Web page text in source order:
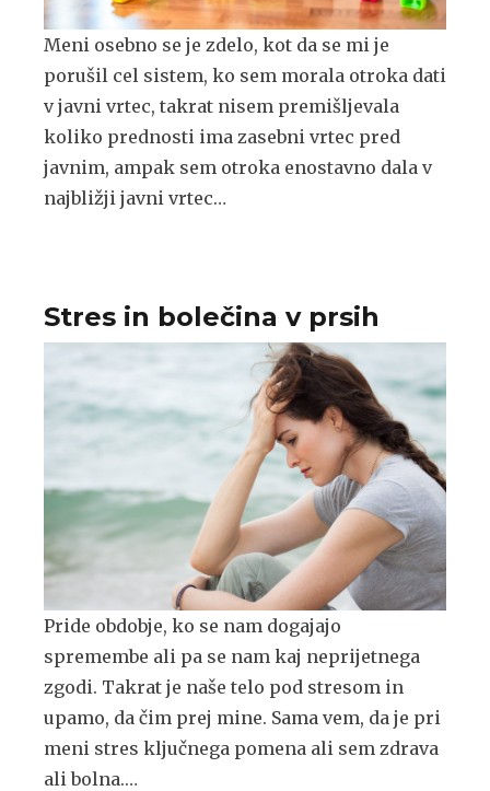
Meni osebno se je zdelo, kot da se mi je
porušil cel sistem, ko sem morala otroka dati
v javni vrtec, takrat nisem premišljevala
koliko prednosti ima zasebni vrtec pred
javnim, ampak sem otroka enostavno dala v
najbližji javni vrtec…
Stres in bolečina v prsih
Pride obdobje, ko se nam dogajajo
spremembe ali pa se nam kaj neprijetnega
zgodi. Takrat je naše telo pod stresom in
upamo, da čim prej mine. Sama vem, da je pri
meni stres ključnega pomena ali sem zdrava
ali bolna.…